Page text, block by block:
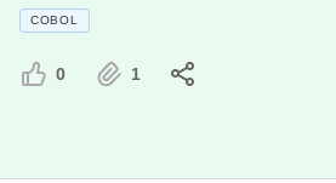
COBOL
0 1